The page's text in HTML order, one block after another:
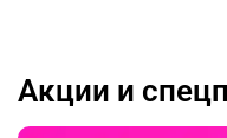
Акции и